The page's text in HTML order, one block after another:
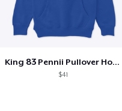
King 83 Pennii Pullover Hoodie
$41